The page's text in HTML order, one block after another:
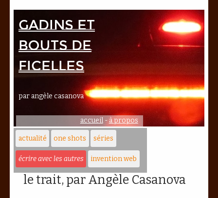
Gadins et
bouts de
ficelles
par angèle casanova
accueil-à propos
actualité one shots séries
écrire avec les autres invention web
le trait, par Angèle Casanova